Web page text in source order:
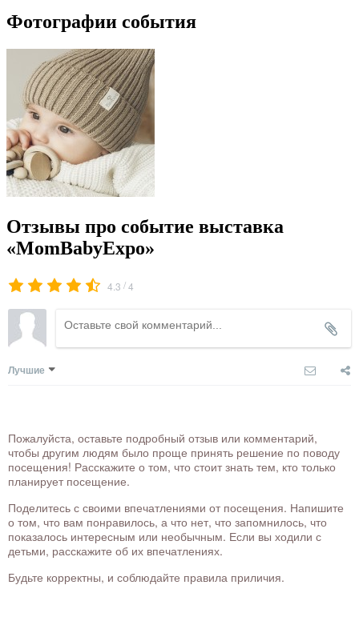
Фотографии события
Отзывы про событие выставка
«MomBabyExpo»
4.3 /4
Лучшие
Пожалуйста, оставьте подробный отзыв или комментарий,
чтобы другим людям было проще принять решение по поводу
посещения! Расскажите о том, что стоит знать тем, кто только
планирует посещение.
Поделитесь с своими впечатлениями от посещения. Напишите
о том, что вам понравилось, а что нет, что запомнилось, что
показалось интересным или необычным. Если вы ходили с
детьми, расскажите об их впечатлениях.
Будьте корректны, и соблюдайте правила приличия.